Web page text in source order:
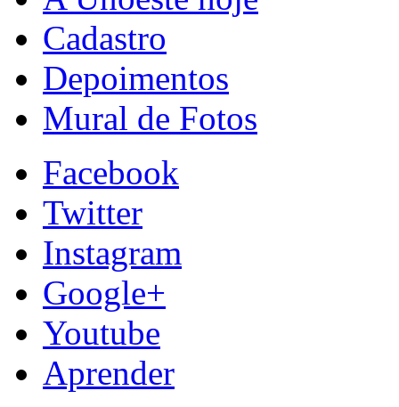
Cadastro
Depoimentos
Mural de Fotos
Facebook
Twitter
Instagram
Google+
Youtube
Aprender